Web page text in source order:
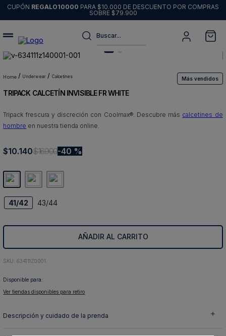
CUPÓN REGALO10000 PARA $10.000 DE DESCUENTO POR COMPRAS
SOBRE $79.900
Buscar...
underwear calcetines Más vendidos
TRIPACK CALCETÍN INVISIBLE FR WHITE
Tripack frescura y discreción con Coolmax®. Descubre más calcetines de
hombre en nuestra tienda online.
$10.140$16.900 40 %
41/42 43/44
AÑADIR AL CARRITO
: 634111Z0001
Disponible para:
Ver tiendas disponibles para retiro
Descripción y cuidado de la prenda
1.
sweater
2.
chaquetas
3.
pantalon
4.
camisas
5.
chaqueta cuero
7.
jeans
8.
chaqueta